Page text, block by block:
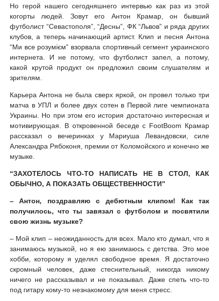
Но герой нашего сегодняшнего интервью как раз из этой
когорты людей. Зовут его Антон Крамар, он бывший
футболист “Севастополя”, “Десны”, ФК “Львов” и ряда других
клубов, а теперь начинающий артист. Клип и песня Антона
“Ми все розумієм” взорвала спортивный сегмент украинского
интернета. И не потому, что футболист запел, а потому,
какой крутой продукт он предложил своим слушателям и
зрителям.
Карьера Антона не была сверх яркой, он провел только три
матча в УПЛ и более двух сотен в Первой лиге чемпионата
Украины. Но при этом его история достаточно интересная и
мотивирующая. В откровенной беседе с FootBoom Крамар
рассказал о вечеринках у Мариуша Левандовски, силе
Александра Рябоконя, премии от Коломойского и конечно же
музыке.
“ЗАХОТЕЛОСЬ ЧТО-ТО НАПИСАТЬ НЕ В СТОЛ, КАК
ОБЫЧНО, А ПОКАЗАТЬ ОБЩЕСТВЕННОСТИ”
– Антон, поздравляю с дебютным клипом! Как так
получилось, что ты завязал с футболом и посвятили
свою жизнь музыке?
– Мой клип – неожиданность для всех. Мало кто думал, что я
занимаюсь музыкой, но я ею занимаюсь с детства. Это мое
хобби, которому я уделял свободное время. Я достаточно
скромный человек, даже стеснительный, никогда никому
ничего не рассказывал и не показывал. Даже спеть что-то
под гитару кому-то незнакомому для меня стресс.